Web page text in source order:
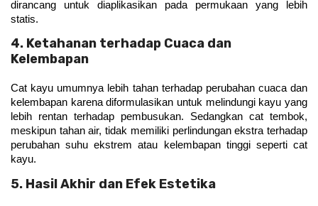
dirancang untuk diaplikasikan pada permukaan yang lebih
statis.
4. Ketahanan terhadap Cuaca dan
Kelembapan
Cat kayu umumnya lebih tahan terhadap perubahan cuaca dan
kelembapan karena diformulasikan untuk melindungi kayu yang
lebih rentan terhadap pembusukan. Sedangkan cat tembok,
meskipun tahan air, tidak memiliki perlindungan ekstra terhadap
perubahan suhu ekstrem atau kelembapan tinggi seperti cat
kayu.
5. Hasil Akhir dan Efek Estetika